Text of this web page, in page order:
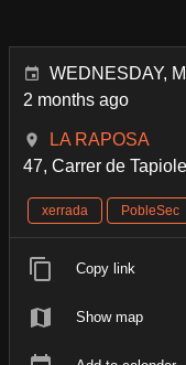
WEDNESDAY,
2 months ago
LA RAPOSA
47, Carrer de
xerrada PobleSec
Copy link
Show map